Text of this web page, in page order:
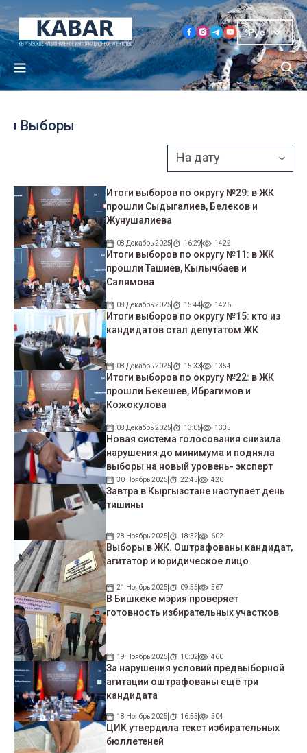
Рус
Выборы
Итоги выборов по округу №29: в ЖК
прошли Сыдыгалиев, Белеков и
Жунушалиева
08 Декабрь 2025 16:29 1422
Итоги выборов по округу №11: в ЖК
прошли Ташиев, Кылычбаев и
Салямова
08 Декабрь 2025 15:44 1426
Итоги выборов по округу №15: кто из
кандидатов стал депутатом ЖК
08 Декабрь 2025 15:33 1354
Итоги выборов по округу №22: в ЖК
прошли Бекешев, Ибрагимов и
Кожокулова
08 Декабрь 2025 13:05 1335
Новая система голосования снизила
нарушения до минимума и подняла
выборы на новый уровень- эксперт
30 Ноябрь 2025 22:45 420
Завтра в Кыргызстане наступает день
тишины
28 Ноябрь 2025 18:32 602
Выборы в ЖК. Оштрафованы кандидат,
агитатор и юридическое лицо
21 Ноябрь 2025 09:55 567
В Бишкеке мэрия проверяет
готовность избирательных участков
19 Ноябрь 2025 10:02 460
За нарушения условий предвыборной
агитации оштрафованы ещё три
кандидата
18 Ноябрь 2025 16:55 504
ЦИК утвердила текст избирательных
бюллетеней